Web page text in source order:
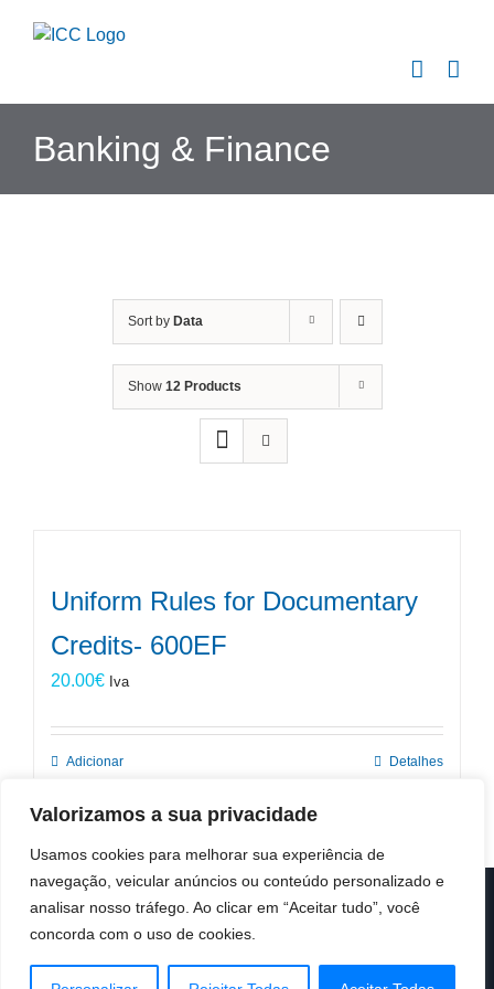
Valorizamos a sua privacidade
Usamos cookies para melhorar sua experiência de
navegação, veicular anúncios ou conteúdo personalizado e
analisar nosso tráfego. Ao clicar em “Aceitar tudo”, você
concorda com o uso de cookies.
Banking & Finance
Sort by Data
Show 12 Products
Uniform Rules for Documentary
Credits- 600EF
20.00€ Iva
Adicionar Detalhes
© Copyright 2019 -2026 | ICC Portugal | Todos os direitos
reservados